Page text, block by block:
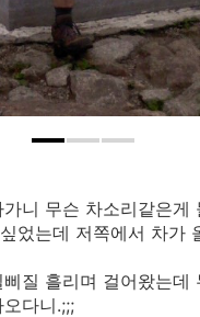
니 무슨 차소리같은게
었는데 저쪽에서 차가
질 흘리며 걸어왔는데
다니.;;;